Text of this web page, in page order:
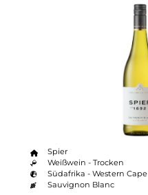
Spier
Weißwein - Trocken
Südafrika - Western Cape
Sauvignon Blanc